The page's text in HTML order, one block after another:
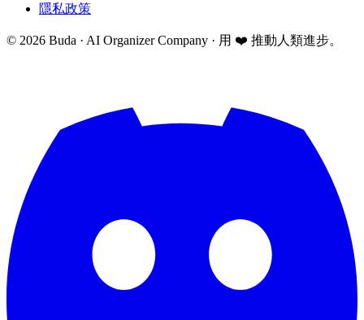
隱私政策
© 2026 Buda · AI Organizer Company · 用 ❤️ 推動人類進步。